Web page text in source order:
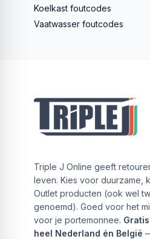
Koelkast foutcodes
Vaatwasser foutcodes
Triple J Online geeft
leven. Kies voor duurzame,
Outlet producten (ook wel
genoemd). Goed voor het
voor je portemonnee.
heel Nederland én België